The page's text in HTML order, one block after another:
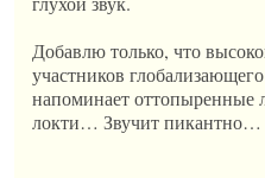
Добавлю только, что
участников
напоминает оттопыренные
локти… Звучит пикантно…